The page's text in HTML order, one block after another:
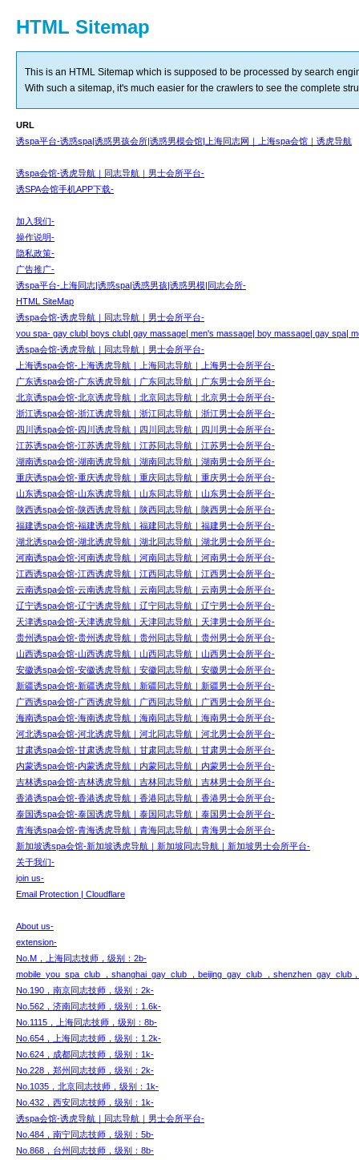
HTML Sitemap
This is an HTML Sitemap which is supposed to be processed by search
With such a sitemap, it's much easier for the crawlers to see the complete
URL
诱spa平台-诱惑spa|诱惑男孩会所|诱惑男模会馆|上海同志网｜上海spa会馆｜诱虎导航
诱spa会馆-诱虎导航｜同志导航｜男士会所平台-
诱SPA会馆手机APP下载-
加入我们-
操作说明-
隐私政策-
广告推广-
诱spa平台-上海同志|诱惑spa|诱惑男孩|诱惑男模|同志会所-
HTML SiteMap
诱spa会馆-诱虎导航｜同志导航｜男士会所平台-
you spa- gay club| boys club| gay massage| men's massage| boy massage| gay spa|
诱spa会馆-诱虎导航｜同志导航｜男士会所平台-
上海诱spa会馆-上海诱虎导航｜上海同志导航｜上海男士会所平台-
广东诱spa会馆-广东诱虎导航｜广东同志导航｜广东男士会所平台-
北京诱spa会馆-北京诱虎导航｜北京同志导航｜北京男士会所平台-
浙江诱spa会馆-浙江诱虎导航｜浙江同志导航｜浙江男士会所平台-
四川诱spa会馆-四川诱虎导航｜四川同志导航｜四川男士会所平台-
江苏诱spa会馆-江苏诱虎导航｜江苏同志导航｜江苏男士会所平台-
湖南诱spa会馆-湖南诱虎导航｜湖南同志导航｜湖南男士会所平台-
重庆诱spa会馆-重庆诱虎导航｜重庆同志导航｜重庆男士会所平台-
山东诱spa会馆-山东诱虎导航｜山东同志导航｜山东男士会所平台-
陕西诱spa会馆-陕西诱虎导航｜陕西同志导航｜陕西男士会所平台-
福建诱spa会馆-福建诱虎导航｜福建同志导航｜福建男士会所平台-
湖北诱spa会馆-湖北诱虎导航｜湖北同志导航｜湖北男士会所平台-
河南诱spa会馆-河南诱虎导航｜河南同志导航｜河南男士会所平台-
江西诱spa会馆-江西诱虎导航｜江西同志导航｜江西男士会所平台-
云南诱spa会馆-云南诱虎导航｜云南同志导航｜云南男士会所平台-
辽宁诱spa会馆-辽宁诱虎导航｜辽宁同志导航｜辽宁男士会所平台-
天津诱spa会馆-天津诱虎导航｜天津同志导航｜天津男士会所平台-
贵州诱spa会馆-贵州诱虎导航｜贵州同志导航｜贵州男士会所平台-
山西诱spa会馆-山西诱虎导航｜山西同志导航｜山西男士会所平台-
安徽诱spa会馆-安徽诱虎导航｜安徽同志导航｜安徽男士会所平台-
新疆诱spa会馆-新疆诱虎导航｜新疆同志导航｜新疆男士会所平台-
广西诱spa会馆-广西诱虎导航｜广西同志导航｜广西男士会所平台-
海南诱spa会馆-海南诱虎导航｜海南同志导航｜海南男士会所平台-
河北诱spa会馆-河北诱虎导航｜河北同志导航｜河北男士会所平台-
甘肃诱spa会馆-甘肃诱虎导航｜甘肃同志导航｜甘肃男士会所平台-
内蒙诱spa会馆-内蒙诱虎导航｜内蒙同志导航｜内蒙男士会所平台-
吉林诱spa会馆-吉林诱虎导航｜吉林同志导航｜吉林男士会所平台-
香港诱spa会馆-香港诱虎导航｜香港同志导航｜香港男士会所平台-
泰国诱spa会馆-泰国诱虎导航｜泰国同志导航｜泰国男士会所平台-
青海诱spa会馆-青海诱虎导航｜青海同志导航｜青海男士会所平台-
新加坡诱spa会馆-新加坡诱虎导航｜新加坡同志导航｜新加坡男士会所平台-
关于我们-
join us-
Email Protection | Cloudflare
About us-
extension-
No.M，上海同志技师，级别：2b-
mobile_you_spa_club ，shanghai_gay_club ，beijing_gay_club ，shenzhen_gay_club
No.190，南京同志技师，级别：2k-
No.562，济南同志技师，级别：1.6k-
No.1115，上海同志技师，级别：8b-
No.654，上海同志技师，级别：1.2k-
No.624，成都同志技师，级别：1k-
No.228，郑州同志技师，级别：2k-
No.1035，北京同志技师，级别：1k-
No.432，西安同志技师，级别：1k-
诱spa会馆-诱虎导航｜同志导航｜男士会所平台-
No.484，南宁同志技师，级别：5b-
No.868，台州同志技师，级别：8b-